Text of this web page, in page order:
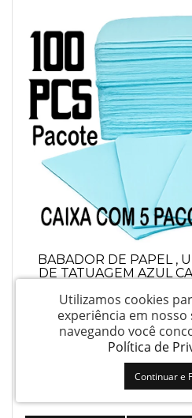
BABADOR DE PAPEL ,
DE TATUAGEM AZUL
Utilizamos cookies
experiência em nosso
navegando você
Política de
Continuar e